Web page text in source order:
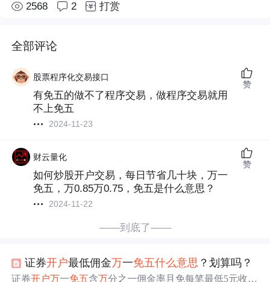
2568 2 打赏
全部评论
股票程序化交易接口
有免五的做不了程序交易，做程序交易就用
不上免五
2024-11-23
赞
财云量化
如何炒股开户交易，每日节省几十块，万一
免五，万0.85万0.75，免五是什么意思？
2024-11-22
赞
——到底了——
证券开户最低佣金万一免五什么意思 ？划算吗？
证券开户万一免五含万分之一佣金率且免每笔最低5元收